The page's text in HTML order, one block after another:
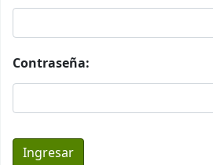
Contraseña: